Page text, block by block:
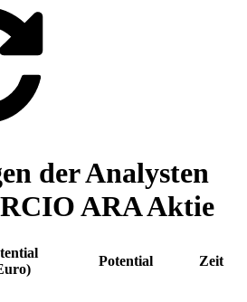
der Analysten
ARA Aktie
Potential Zeit